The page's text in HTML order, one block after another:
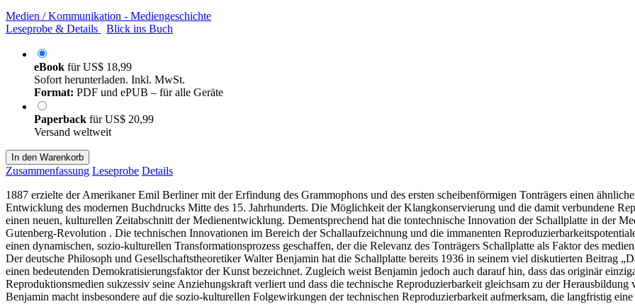
Medien / Kommunikation - Mediengeschichte
Leseprobe & Details
Blick ins Buch
eBook fürUS$ 18,99
Sofort herunterladen. Inkl. MwSt.
Format: PDF und ePUB – für alle Geräte
Paperback fürUS$ 20,99
Versand weltweit
In den Warenkorb
Zusammenfassung Leseprobe Details
1887 erzielte der Amerikaner Emil Berliner mit der Erfindung des Grammophons und des ersten scheibenförmigen Tonträgers einen
Entwicklung des modernen Buchdrucks Mitte des 15. Jahrhunderts. Die Möglichkeit der Klangkonservierung und die damit verbundene
einen neuen, kulturellen Zeitabschnitt der Medienentwicklung. Dementsprechend hat die tontechnische Innovation der Schallplatte in der
Gutenberg-Revolution . Die technischen Innovationen im Bereich der Schallaufzeichnung und die immanenten
einen dynamischen, sozio-kulturellen Transformationsprozess geschaffen, der die Relevanz des Tonträgers Schallplatte als Faktor des
Der deutsche Philosoph und Gesellschaftstheoretiker Walter Benjamin hat die Schallplatte bereits 1936 in seinem viel diskutierten Beitrag
einen bedeutenden Demokratisierungsfaktor der Kunst bezeichnet. Zugleich weist Benjamin jedoch auch darauf hin, dass das originär
Reproduktionsmedien sukzessiv seine Anziehungskraft verliert und dass die technische Reproduzierbarkeit gleichsam zu der
Benjamin macht insbesondere auf die sozio-kulturellen Folgewirkungen der technischen Reproduzierbarkeit aufmerksam, die langfristig